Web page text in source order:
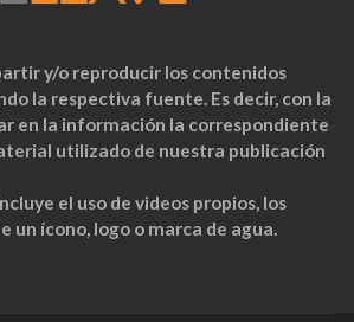
y/o reproducir los contenidos
la respectiva fuente. Es decir, con la
en la información la correspondiente
utilizado de nuestra publicación
el uso de videos propios, los
un ícono, logo o marca de agua.